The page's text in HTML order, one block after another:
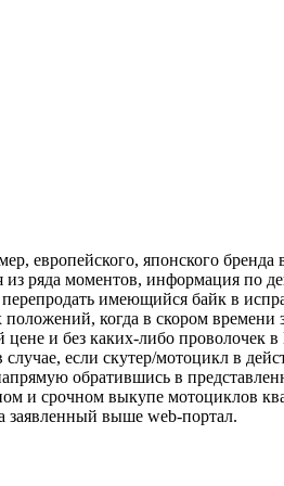
европейского, японского
из ряда моментов, информация по
имеющийся байк в
положений, когда в скором
и без каких-либо проволочек
если скутер/мотоцикл в
обратившись в
и срочном выкупе мотоциклов
заявленный выше web-портал.